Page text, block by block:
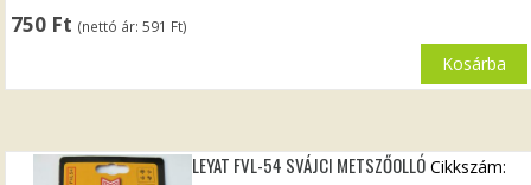
750 Ft (nettó ár:591 Ft)
Kosárba
LEYAT FVL-54 SVÁJCI METSZŐOLLÓ Cikkszám: